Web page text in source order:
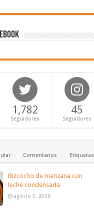
1,782
Seguidores
45
Seguidores
Comentarios Etiquetas
Bizcocho de manzana con
leche condensada
agosto 5, 2026